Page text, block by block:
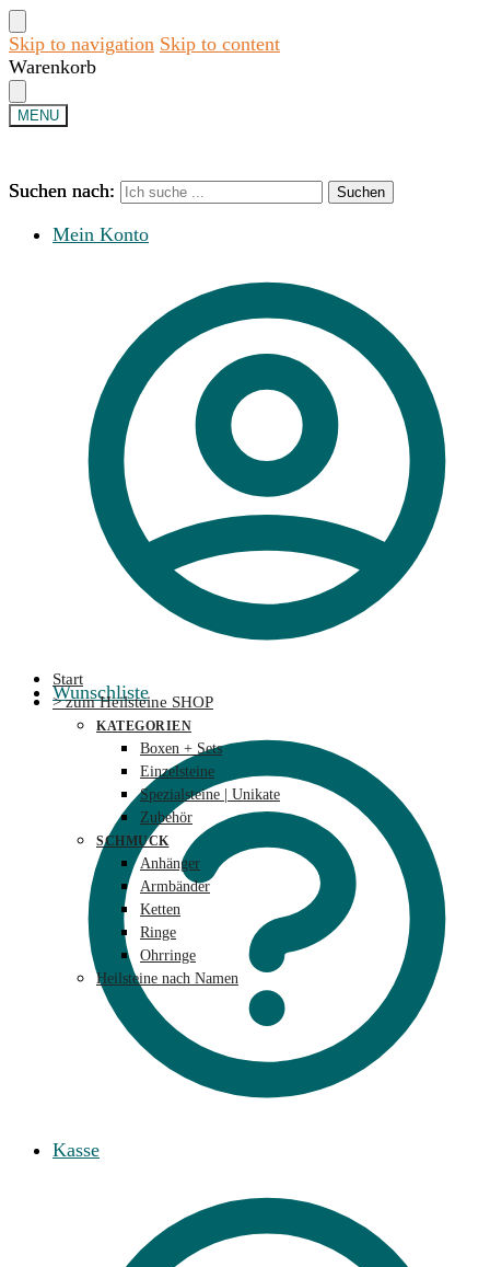
Skip to navigation Skip to content
Warenkorb
MENU
Suchen nach: Suchen
Mein Konto
Wunschliste
Kasse
Suchen nach: Suchen
Start
> zum Heilsteine SHOP
KATEGORIEN
Boxen + Sets
Einzelsteine
Spezialsteine | Unikate
Zubehör
SCHMUCK
Anhänger
Armbänder
Ketten
Ringe
Ohrringe
Heilsteine nach Namen